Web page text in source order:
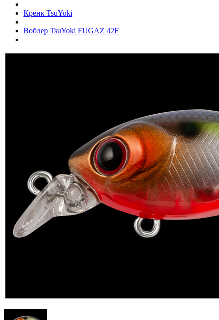
Кренк TsuYoki
Воблер TsuYoki FUGAZ 42F